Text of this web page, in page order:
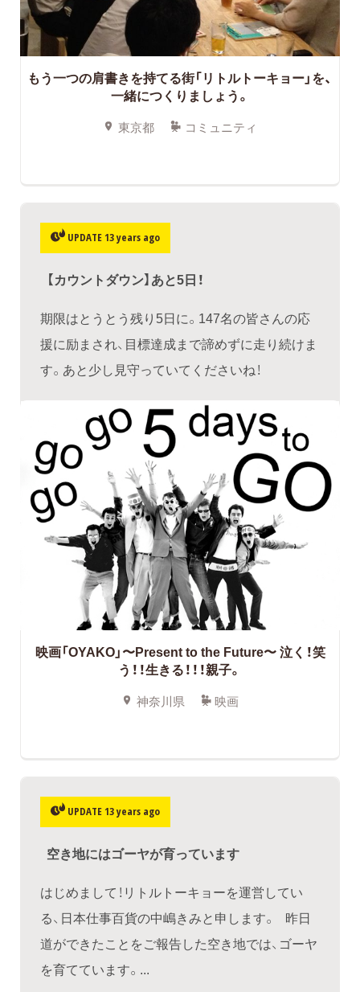
もう一つの肩書きを持てる街「リトルトーキョー」を、
一緒につくりましょう。
東京都 コミュニティ
UPDATE 13 years ago
【カウントダウン】あと5日！
期限はとうとう残り5日に。147名の皆さんの応
援に励まされ、目標達成まで諦めずに走り続けま
す。あと少し見守っていてくださいね！
映画「OYAKO」〜Present to the Future〜 泣く！笑
う！！生きる！！！親子。
神奈川県 映画
UPDATE 13 years ago
空き地にはゴーヤが育っています
はじめまして！リトルトーキョーを運営してい
る、日本仕事百貨の中嶋きみと申します。 昨日
道ができたことをご報告した空き地では、ゴーヤ
を育てています。...